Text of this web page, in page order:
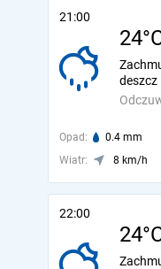
21:00
deszcz
Opad: 0.4 mm
Wiatr:
8 km/h
22:00